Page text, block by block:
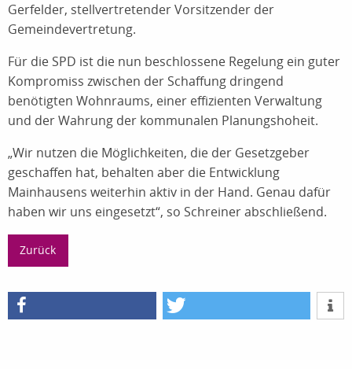
Gerfelder, stellvertretender Vorsitzender der
Gemeindevertretung.
Für die SPD ist die nun beschlossene Regelung ein guter
Kompromiss zwischen der Schaffung dringend
benötigten Wohnraums, einer effizienten Verwaltung
und der Wahrung der kommunalen Planungshoheit.
„Wir nutzen die Möglichkeiten, die der Gesetzgeber
geschaffen hat, behalten aber die Entwicklung
Mainhausens weiterhin aktiv in der Hand. Genau dafür
haben wir uns eingesetzt“, so Schreiner abschließend.
Zurück